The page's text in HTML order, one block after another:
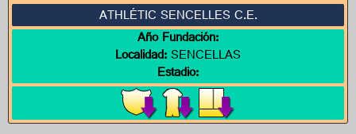
ATHLÉTIC SENCELLES C.E.
Año Fundación:
Localidad:SENCELLAS
Estadio: